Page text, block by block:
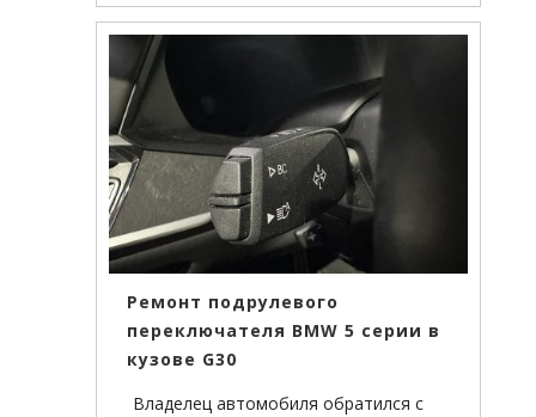
Ремонт подрулевого
переключателя BMW 5 серии в
кузове G30
Владелец автомобиля обратился с